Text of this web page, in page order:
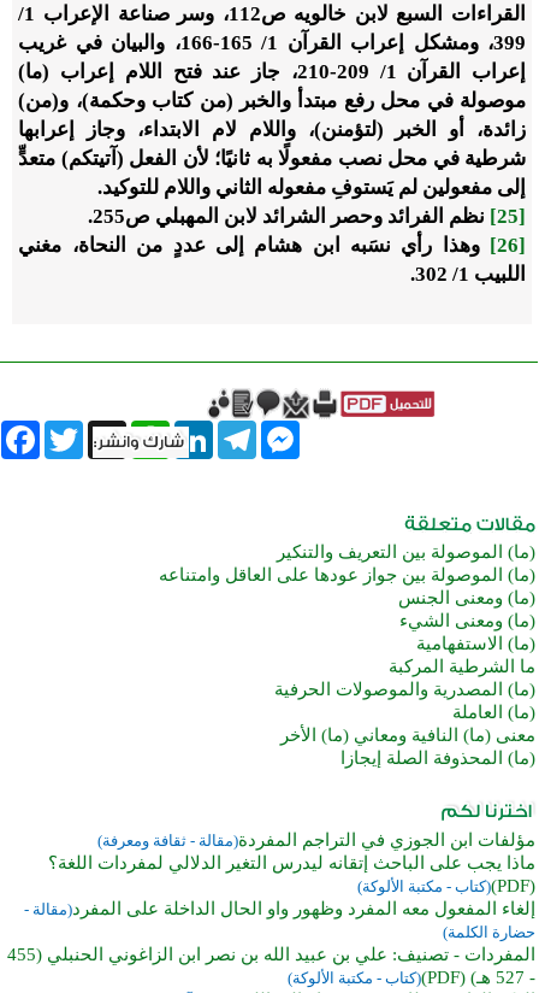
القراءات السبع لابن خالويه ص112، وسر صناعة الإعراب 1/
399، ومشكل إعراب القرآن 1/ 165-166، والبيان في غريب
إعراب القرآن 1/ 209-210، جاز عند فتح اللام إعراب (ما)
موصولة في محل رفع مبتدأ والخبر (من كتاب وحكمة)، و(من)
زائدة، أو الخبر (لتؤمنن)، واللام لام الابتداء، وجاز إعرابها
شرطية في محل نصب مفعولًا به ثانيًا؛ لأن الفعل (آتيتكم) متعدٍّ
إلى مفعولين لم يَستوفِ مفعوله الثاني واللام للتوكيد.
[25]
نظم الفرائد وحصر الشرائد لابن المهبلي ص255.
[26]
وهذا رأي نسَبه ابن هشام إلى عددٍ من النحاة، مغني
اللبيب 1/ 302.
Twitter X
WhatsAppLinkedInTelegram
Messenger
(ما) الموصولة بين التعريف والتنكير
(ما) الموصولة بين جواز عودها على العاقل وامتناعه
(ما) ومعنى الجنس
(ما) ومعنى الشيء
(ما) الاستفهامية
ما الشرطية المركبة
(ما) المصدرية والموصولات الحرفية
(ما) العاملة
معنى (ما) النافية ومعاني (ما) الأخر
(ما) المحذوفة الصلة إيجازا
‌مؤلفات ابن الجوزي في التراجم المفردة(مقالة - ثقافة ومعرفة)
ماذا يجب على الباحث إتقانه ليدرس التغير الدلالي لمفردات اللغة؟
(PDF)
(كتاب - مكتبة الألوكة)
إلغاء المفعول معه المفرد وظهور واو الحال الداخلة على المفرد(مقالة -
حضارة الكلمة)
المفردات - تصنيف: علي بن عبيد الله بن نصر ابن الزاغوني الحنبلي (455
- 527 هـ) (PDF)
(كتاب - مكتبة الألوكة)